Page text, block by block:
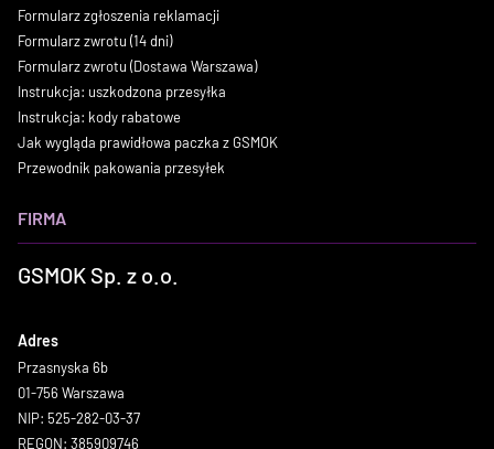
Formularz zgłoszenia reklamacji
Formularz zwrotu (14 dni)
Formularz zwrotu (Dostawa Warszawa)
Instrukcja: uszkodzona przesyłka
Instrukcja: kody rabatowe
Jak wygląda prawidłowa paczka z GSMOK
Przewodnik pakowania przesyłek
FIRMA
GSMOK Sp. z o.o.
Adres
Przasnyska 6b
01-756 Warszawa
NIP: 525-282-03-37
REGON: 385909746